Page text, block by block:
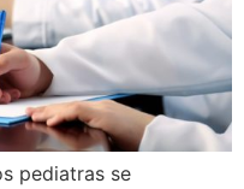
pediatras se